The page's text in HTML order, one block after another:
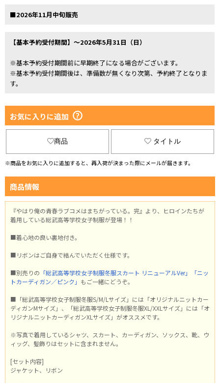
■2026年11月中旬販売
【基本予約受付期間】～2026年5月31日（日）
※基本予約受付期間前に早期終了になる場合がございます。
※基本予約受付期間後は、準備数が無くなり次第、予約終了となりま
す。
お気に入りに追加
商品 タイトル
※商品をお気に入りに追加すると、再入荷が決まった際にメールが届きます。
商品情報
『やはり俺の青春ラブコメはまちがっている。完』より、ヒロインたちが
着用している総武高等学校女子制服が登場！！
■着心地の良い裏地付き。
■リボンはご自身で結んでいただく仕様です。
■別売りの 「総武高等学校女子制服冬服スカート リニューアルVer」
「ニッ
トカーディガン／ピンク」 もご一緒にどうぞ。
■「総武高等学校女子制服冬服S/M/Lサイズ」には「オリジナルニットカー
ディガンMサイズ」、「総武高等学校女子制服冬服XL/XXLサイズ」には「オ
リジナルニットカーディガンXLサイズ」がオススメです。
※写真で着用しているシャツ、スカート、カーディガン、ソックス、靴、ウ
ィッグ、髪飾りはセットに含まれません。
[セット内容]
ジャケット、リボン